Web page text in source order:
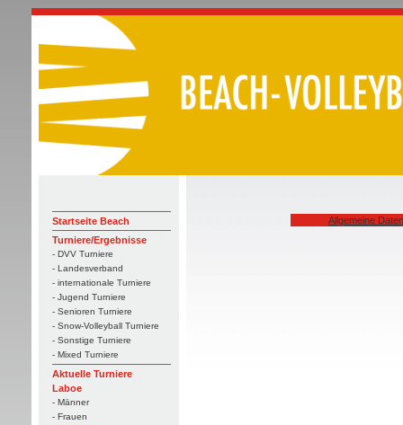
Startseite Beach
Turniere/Ergebnisse
- DVV Turniere
- Landesverband
- internationale Turniere
- Jugend Turniere
- Senioren Turniere
- Snow-Volleyball Turniere
- Sonstige Turniere
- Mixed Turniere
Aktuelle Turniere
Laboe
- Männer
- Frauen
Allgemeine